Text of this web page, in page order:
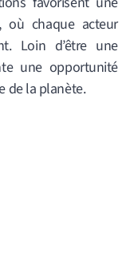
où chaque acteur
Loin d’être une
une opportunité
de la planète.